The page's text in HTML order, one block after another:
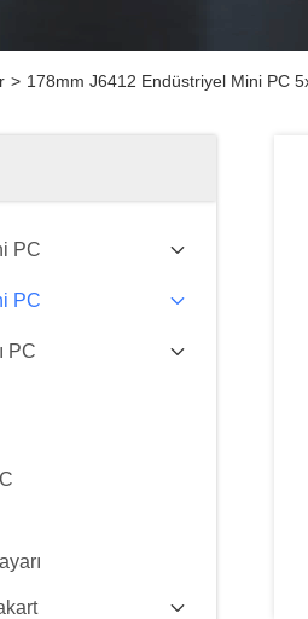
> 178mm J6412 Endüstriyel Mini PC
PC
PC
PC